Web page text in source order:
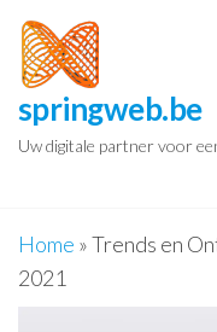
Spring
naar
de
inhoud
springweb.be
Uw digitale partner voor
Home »Trends en
2021